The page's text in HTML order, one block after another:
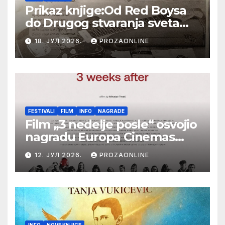
Prikaz knjige:Od Red Boysa
do Drugog stvaranja sveta
(bilo neko vreme pošteno)
(autor- Zlatomira Sremca,
Botoš 2022. godine,
samizdat)
18. ЈУЛ 2026. PROZAONLINE
FESTIVALI FILM INFO NAGRADE
Film „3 nedelje posle“ osvojio
nagradu Europa Cinemas
Label na Filmskom festivalu
u Karlovim Varima
12. ЈУЛ 2026. PROZAONLINE